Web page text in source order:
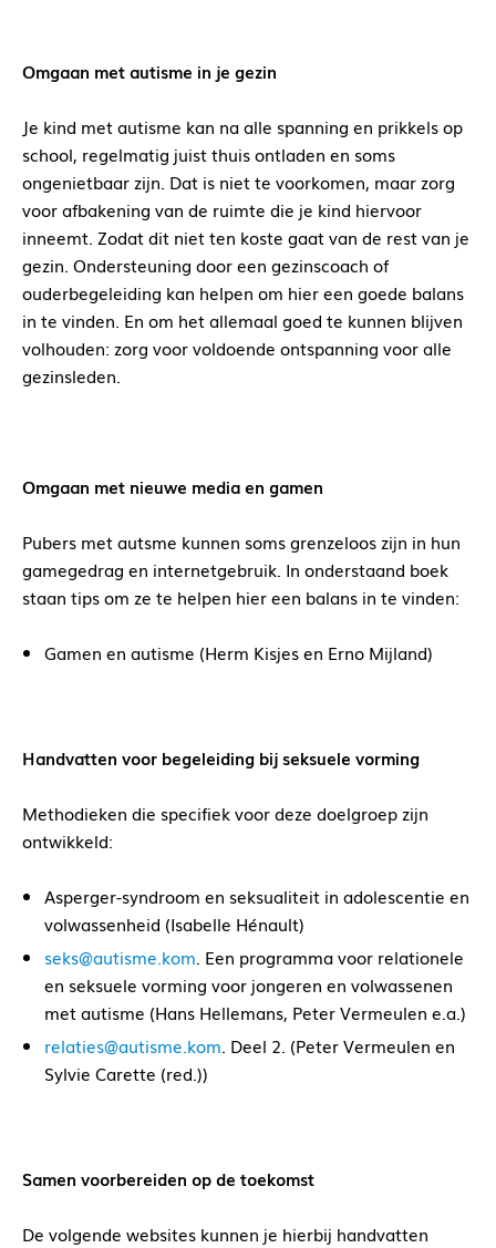
Omgaan met autisme in je gezin
Je kind met autisme kan na alle spanning en prikkels op
school, regelmatig juist thuis ontladen en soms
ongenietbaar zijn. Dat is niet te voorkomen, maar zorg
voor afbakening van de ruimte die je kind hiervoor
inneemt. Zodat dit niet ten koste gaat van de rest van je
gezin. Ondersteuning door een gezinscoach of
ouderbegeleiding kan helpen om hier een goede balans
in te vinden. En om het allemaal goed te kunnen blijven
volhouden: zorg voor voldoende ontspanning voor alle
gezinsleden.
Omgaan met nieuwe media en gamen
Pubers met autsme kunnen soms grenzeloos zijn in hun
gamegedrag en internetgebruik. In onderstaand boek
staan tips om ze te helpen hier een balans in te vinden:
Gamen en autisme (Herm Kisjes en Erno Mijland)
Handvatten voor begeleiding bij seksuele vorming
Methodieken die specifiek voor deze doelgroep zijn
ontwikkeld:
Asperger-syndroom en seksualiteit in adolescentie en
volwassenheid (Isabelle Hénault)
seks@autisme.kom. Een programma voor relationele
en seksuele vorming voor jongeren en volwassenen
met autisme (Hans Hellemans, Peter Vermeulen e.a.)
relaties@autisme.kom. Deel 2. (Peter Vermeulen en
Sylvie Carette (red.))
Samen voorbereiden op de toekomst
De volgende websites kunnen je hierbij handvatten